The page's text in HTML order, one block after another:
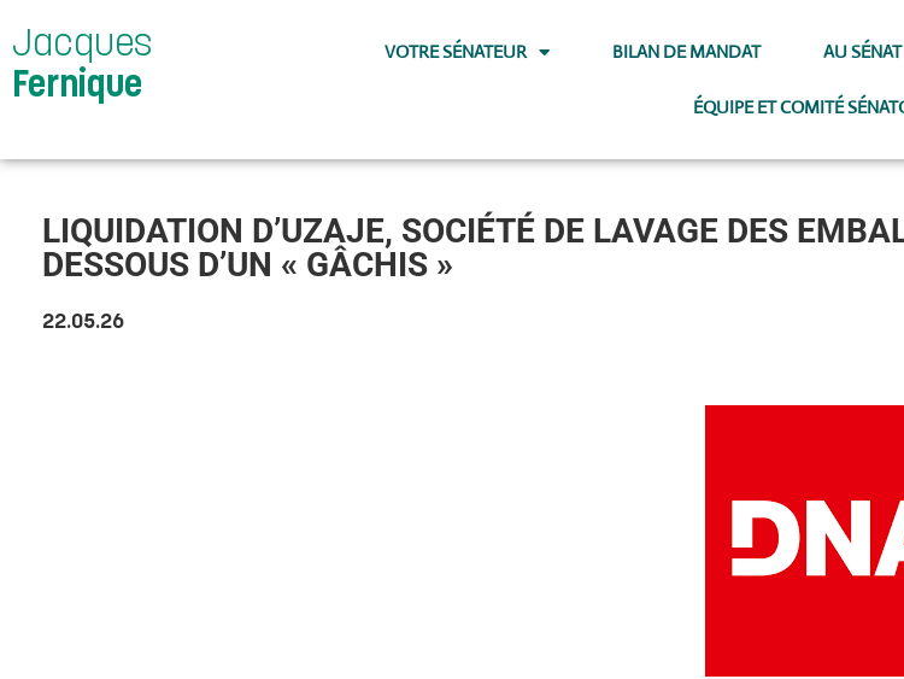
Jacques
Fernique
VOTRE SÉNATEUR BILAN DE MANDAT AU SÉNAT
ÉQUIPE ET COMITÉ
LIQUIDATION D’UZAJE, SOCIÉTÉ DE LAVAGE DES
DESSOUS D’UN « GÂCHIS »
22.05.26